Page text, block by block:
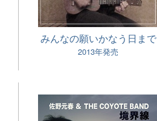
みんなの願いかなう日まで
2013年発売